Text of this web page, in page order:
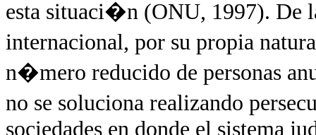
esta situaci�n (ONU, 1997). De
internacional, por su propia
n�mero reducido de personas
no se soluciona realizando
sociedades en donde el sistema